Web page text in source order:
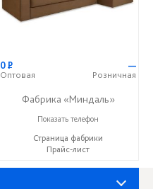
0Р
Оптовая
—
Розничная
Фабрика «Миндаль»
+7 (927) 630-62-82
Показать телефон
Страница фабрики
Прайс-лист